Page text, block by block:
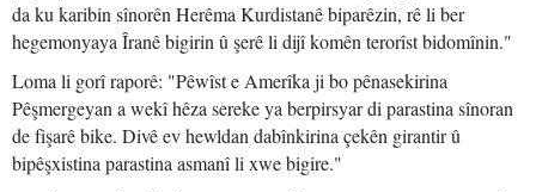
da ku karibin sînorên Herêma Kurdistanê biparêzin, rê li ber
hegemonyaya Îranê bigirin û şerê li dijî komên terorîst bidomînin."
Loma li gorî raporê: "Pêwîst e Amerîka ji bo pênasekirina
Pêşmergeyan a wekî hêza sereke ya berpirsyar di parastina sînoran
de fişarê bike. Divê ev hewldan dabînkirina çekên girantir û
bipêşxistina parastina asmanî li xwe bigire."